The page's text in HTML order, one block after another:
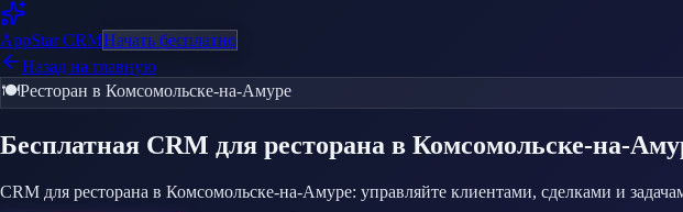
AppStarCRMНачать бесплатно
Назад на главную
🍽️Ресторан в Комсомольске-на-Амуре
Бесплатная CRM для ресторана в Комсомольске-на-
CRM для ресторана в Комсомольске-на-Амуре: управляйте клиентами, сделками и